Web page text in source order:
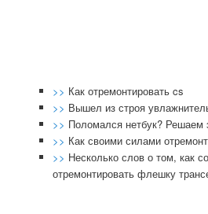
>> Как отремонтировать cs
>> Вышел из строя
>> Поломался нетбук? Решаем
>> Как своими силами
>> Несколько слов о том, как
отремонтировать флешку